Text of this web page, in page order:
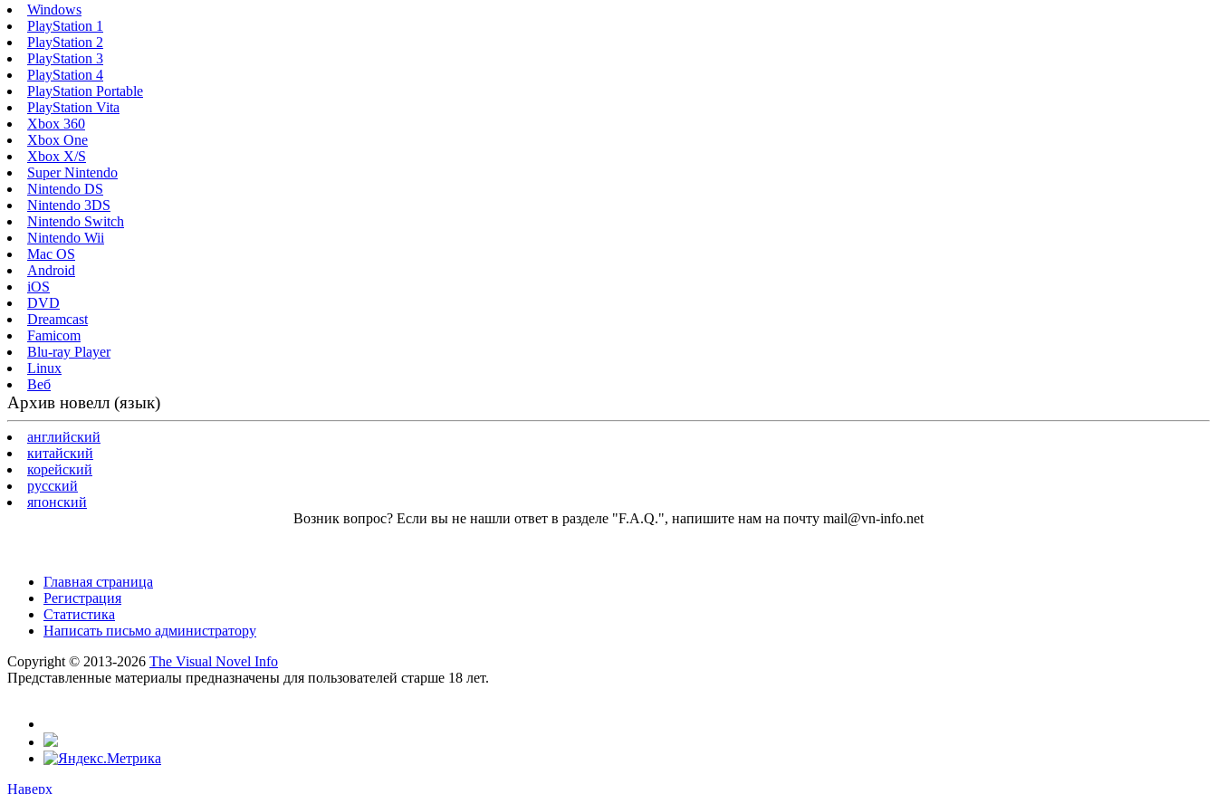
Windows
PlayStation 1
PlayStation 2
PlayStation 3
PlayStation 4
PlayStation Portable
PlayStation Vita
Xbox 360
Xbox One
Xbox X/S
Super Nintendo
Nintendo DS
Nintendo 3DS
Nintendo Switch
Nintendo Wii
Mac OS
Android
iOS
DVD
Dreamcast
Famicom
Blu-ray Player
Linux
Веб
Архив новелл (язык)
английский
китайский
корейский
русский
японский
Возник вопрос? Если вы не нашли ответ в разделе "F.A.Q.", напишите нам на почту mail@vn-info.net
Главная страница
Регистрация
Статистика
Написать письмо администратору
Copyright © 2013-2026 The Visual Novel Info
Представленные материалы предназначены для пользователей старше 18 лет.
Наверх